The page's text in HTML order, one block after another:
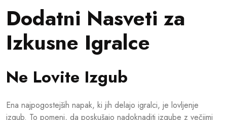
Dodatni Nasveti za
Izkusne Igralce
Ne Lovite Izgub
Ena najpogostejših napak, ki jih delajo igralci, je lovljenje
izgub. To pomeni, da poskušajo nadoknaditi izgube z večjimi